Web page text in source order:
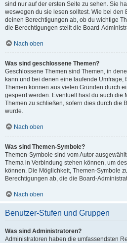
sind nur auf der ersten Seite zu sehen. Sie
weswegen du sie lesen solltest. Wie bei den
deinen Berechtigungen ab, ob du wichtige
die Berechtigungen stellt die Board-
Nach oben
Was sind geschlossene Themen?
Geschlossene Themen sind Themen, in
kann und bei denen eine laufende Umfrage,
Themen können aus vielen Gründen durch
gesperrt werden. Eventuell hast du auch die
Themen zu schließen, sofern dies durch die
wurde.
Nach oben
Was sind Themen-Symbole?
Themen-Symbole sind vom Autor
Thema in Verbindung stehen können, um
können. Die Möglichkeit, Themen-Symbole
Berechtigungen ab, die die Board-
Nach oben
Benutzer-Stufen und Gruppen
Was sind Administratoren?
Administratoren haben die umfassendsten